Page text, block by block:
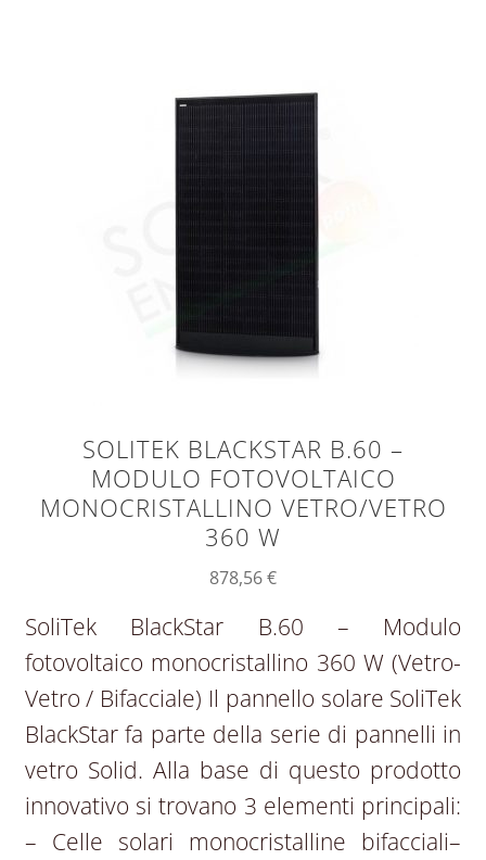
SOLITEK BLACKSTAR B.60 –
MODULO FOTOVOLTAICO
MONOCRISTALLINO VETRO/VETRO
360 W
878,56€
SoliTek BlackStar B.60 – Modulo
fotovoltaico monocristallino 360 W (Vetro-
Vetro / Bifacciale) Il pannello solare SoliTek
BlackStar fa parte della serie di pannelli in
vetro Solid. Alla base di questo prodotto
innovativo si trovano 3 elementi principali:
– Celle solari monocristalline bifacciali–